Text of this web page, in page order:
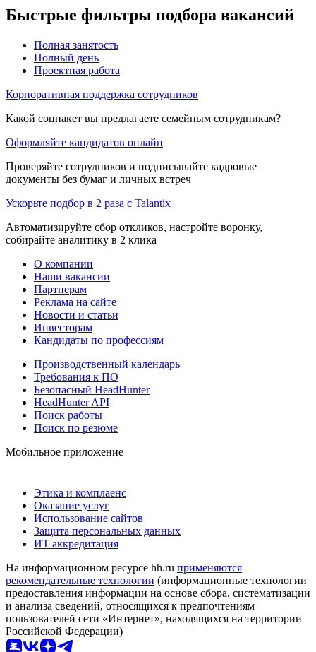
Быстрые фильтры подбора вакансий
Полная занятость
Полный день
Проектная работа
Корпоративная поддержка сотрудников
Какой соцпакет вы предлагаете семейным сотрудникам?
Оформляйте кандидатов онлайн
Проверяйте сотрудников и подписывайте кадровые
документы без бумаг и личных встреч
Ускорьте подбор в 2 раза с Talantix
Автоматизируйте сбор откликов, настройте воронку,
собирайте аналитику в 2 клика
О компании
Наши вакансии
Партнерам
Реклама на сайте
Новости и статьи
Инвесторам
Кандидаты по профессиям
Производственный календарь
Требования к ПО
Безопасный HeadHunter
HeadHunter API
Поиск работы
Поиск по резюме
Мобильное приложение
Этика и комплаенс
Оказание услуг
Использование сайтов
Защита персональных данных
ИТ аккредитация
На информационном ресурсе hh.ru применяются
рекомендательные технологии (информационные технологии
предоставления информации на основе сбора, систематизации
и анализа сведений, относящихся к предпочтениям
пользователей сети «Интернет», находящихся на территории
Российской Федерации)